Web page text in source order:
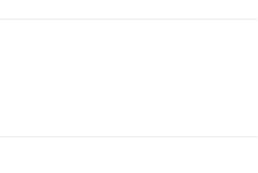
が良く、「この値段で本当に大丈夫なの？」と
驚きました。
どの方も明るく親切で、こちらのお願いにもす